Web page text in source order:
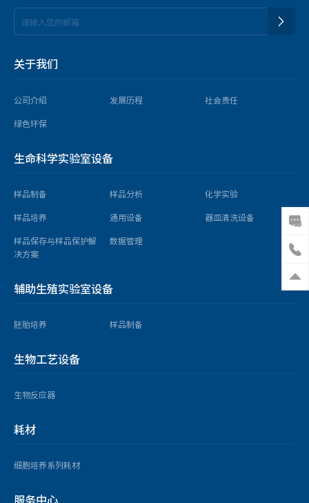
关于我们
公司介绍 发展历程
社会责任
绿色环保
生命科学实验室设备
样品制备 样品分析
化学实验
样品培养
通用设备
器皿清洗设备
样品保存与样品保护解
决方案
数据管理
辅助生殖实验室设备
胚胎培养 样品制备
生物工艺设备
生物反应器
耗材
细胞培养系列耗材